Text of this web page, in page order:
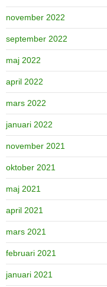
november 2022
september 2022
maj 2022
april 2022
mars 2022
januari 2022
november 2021
oktober 2021
maj 2021
april 2021
mars 2021
februari 2021
januari 2021